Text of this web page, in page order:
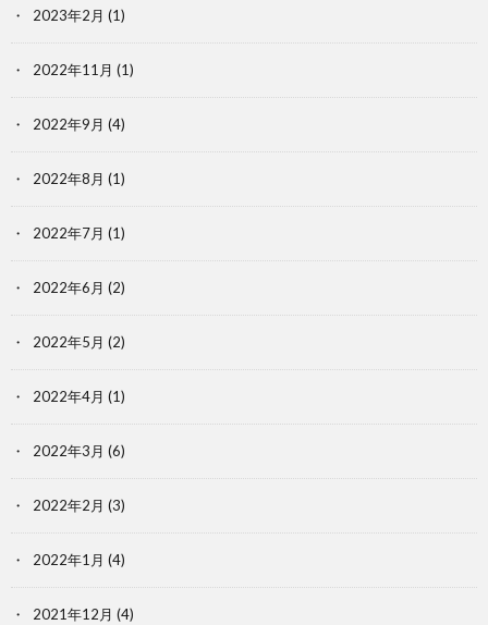
2023年2月 (1)
2022年11月 (1)
2022年9月 (4)
2022年8月 (1)
2022年7月 (1)
2022年6月 (2)
2022年5月 (2)
2022年4月 (1)
2022年3月 (6)
2022年2月 (3)
2022年1月 (4)
2021年12月 (4)